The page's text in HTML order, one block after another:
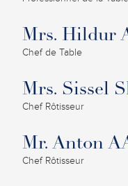
Mrs. Hildur
Chef de Table
Mrs. Sissel
Chef Rôtisseur
Mr. Anton
Chef Rôtisseur